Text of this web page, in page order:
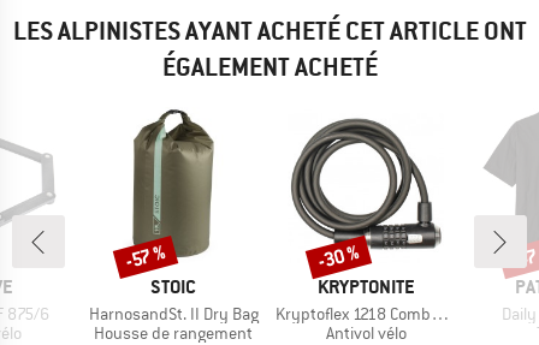
LES ALPINISTES AYANT ACHETÉ CET ARTICLE ONT
ÉGALEMENT ACHETÉ
875/6
MARQUE
STOIC
Article
HarnosandSt. II Dry Bag
Product group
Housse de rangement
Remise
-57 %
MARQUE
KRYPTONITE
Article
Kryptoflex 1218 Combo Cable
Product group
Antivol vélo
Remise
-30 % -